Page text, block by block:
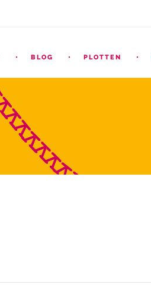
BLOG PLOTTEN